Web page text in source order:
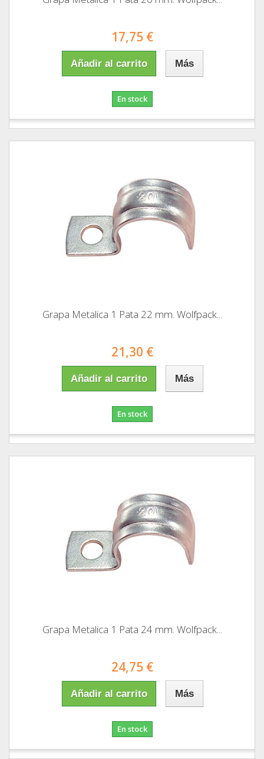
17,75 €
Añadir al carrito Más
En stock
Grapa Metalica 1 Pata 22 mm. Wolfpack...
21,30 €
Añadir al carrito Más
En stock
Grapa Metalica 1 Pata 24 mm. Wolfpack...
24,75 €
Añadir al carrito Más
En stock